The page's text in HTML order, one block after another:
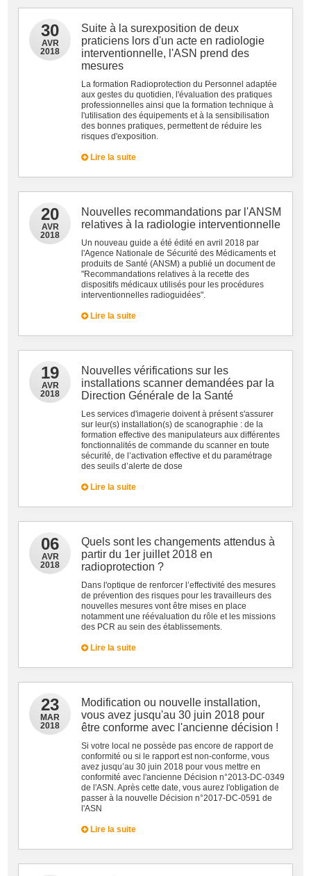
30
AVR
2018
Suite à la surexposition de deux
praticiens lors d'un acte en radiologie
interventionnelle, l'ASN prend des
mesures
La formation Radioprotection du Personnel adaptée
aux gestes du quotidien, l'évaluation des pratiques
professionnelles ainsi que la formation technique à
l'utilisation des équipements et à la sensibilisation
des bonnes pratiques, permettent de réduire les
risques d'exposition.
Lire la suite
20
AVR
2018
Nouvelles recommandations par l'ANSM
relatives à la radiologie interventionnelle
Un nouveau guide a été édité en avril 2018 par
l'Agence Nationale de Sécurité des Médicaments et
produits de Santé (ANSM) a publié un document de
"Recommandations relatives à la recette des
dispositifs médicaux utilisés pour les procédures
interventionnelles radioguidées".
Lire la suite
19
AVR
2018
Nouvelles vérifications sur les
installations scanner demandées par la
Direction Générale de la Santé
Les services d'imagerie doivent à présent s'assurer
sur leur(s) installation(s) de scanographie : de la
formation effective des manipulateurs aux différentes
fonctionnalités de commande du scanner en toute
sécurité, de l’activation effective et du paramétrage
des seuils d’alerte de dose
Lire la suite
06
AVR
2018
Quels sont les changements attendus à
partir du 1er juillet 2018 en
radioprotection ?
Dans l'optique de renforcer l’effectivité des mesures
de prévention des risques pour les travailleurs des
nouvelles mesures vont être mises en place
notamment une réévaluation du rôle et les missions
des PCR au sein des établissements.
Lire la suite
23
MAR
2018
Modification ou nouvelle installation,
vous avez jusqu'au 30 juin 2018 pour
être conforme avec l'ancienne décision !
Si votre local ne possède pas encore de rapport de
conformité ou si le rapport est non-conforme, vous
avez jusqu’au 30 juin 2018 pour vous mettre en
conformité avec l'ancienne Décision n°2013-DC-0349
de l'ASN. Après cette date, vous aurez l'obligation de
passer à la nouvelle Décision n°2017-DC-0591 de
l'ASN
Lire la suite